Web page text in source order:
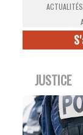
ACTUALITÉS
JUSTICE